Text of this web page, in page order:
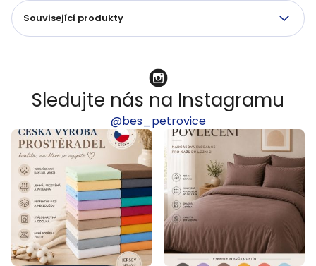
Související produkty
Sledujte nás na Instagramu
@bes_petrovice